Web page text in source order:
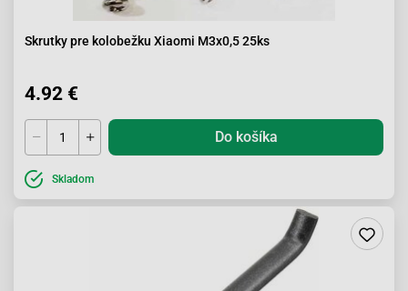
Skrutky pre kolobežku Xiaomi M3x0,5 25ks
4.92 €
Do košíka
Skladom